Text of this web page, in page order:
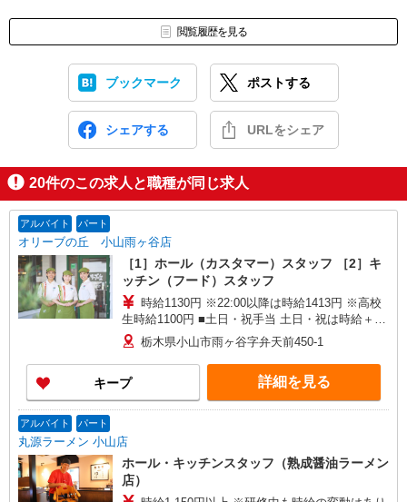
閲覧履歴を見る
ブックマーク ポストする
シェアする URLをシェア
20件のこの求人と職種が同じ求人
アルバイト パート
オリーブの丘 小山雨ヶ谷店
［1］ホール（カスタマー）スタッフ ［2］キ
ッチン（フード）スタッフ
時給1130円 ※22:00以降は時給1413円 ※高校
生時給1100円 ■土日・祝手当 土日・祝は時給＋
100円 ■特別手当 早朝手当（6:00〜8:00）時給＋
100円
栃木県小山市雨ヶ谷字弁天前450-1
キープ 詳細を見る
アルバイト パート
丸源ラーメン 小山店
ホール・キッチンスタッフ（熟成醤油ラーメン
店）